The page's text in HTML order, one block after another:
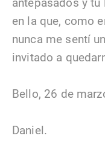
en la que, como
nunca me sentí
invitado a
Bello, 26 de
Daniel.